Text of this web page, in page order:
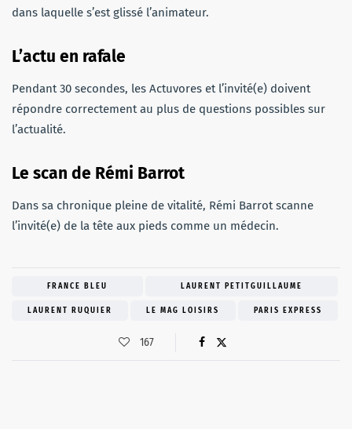
dans laquelle s’est glissé l’animateur.
L’actu en rafale
Pendant 30 secondes, les Actuvores et l’invité(e) doivent
répondre correctement au plus de questions possibles sur
l’actualité.
Le scan de Rémi Barrot
Dans sa chronique pleine de vitalité, Rémi Barrot scanne
l’invité(e) de la tête aux pieds comme un médecin.
FRANCE BLEU LAURENT PETITGUILLAUME
LAURENT RUQUIER LE MAG LOISIRS PARIS EXPRESS
167